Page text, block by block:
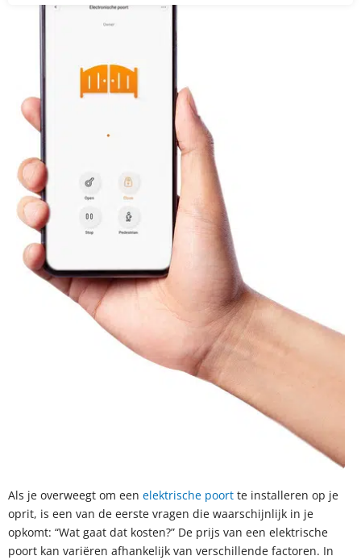
Als je overweegt om een elektrische poort te installeren op je
oprit, is een van de eerste vragen die waarschijnlijk in je
opkomt: “Wat gaat dat kosten?” De prijs van een elektrische
poort kan variëren afhankelijk van verschillende factoren. In